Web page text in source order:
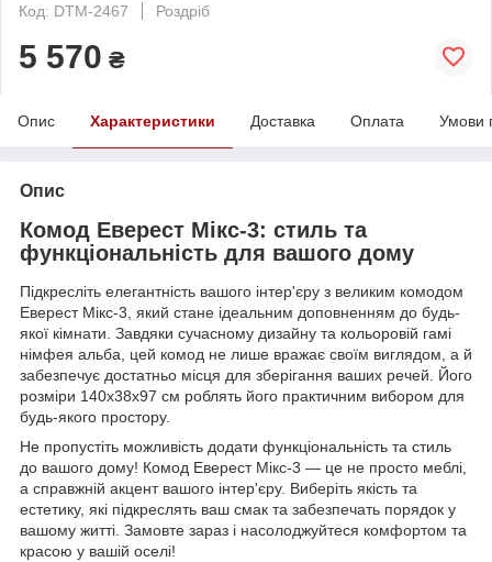
Код: DTM-2467
Роздріб
5 570 ₴
Опис Характеристики Доставка Оплата Умови
Опис
Комод Еверест Мікс-3: стиль та
функціональність для вашого дому
Підкресліть елегантність вашого інтер'єру з великим комодом
Еверест Мікс-3, який стане ідеальним доповненням до будь-
якої кімнати. Завдяки сучасному дизайну та кольоровій гамі
німфея альба, цей комод не лише вражає своїм виглядом, а й
забезпечує достатньо місця для зберігання ваших речей. Його
розміри 140х38х97 см роблять його практичним вибором для
будь-якого простору.
Не пропустіть можливість додати функціональність та стиль
до вашого дому! Комод Еверест Мікс-3 — це не просто меблі,
а справжній акцент вашого інтер'єру. Виберіть якість та
естетику, які підкреслять ваш смак та забезпечать порядок у
вашому житті. Замовте зараз і насолоджуйтеся комфортом та
красою у вашій оселі!